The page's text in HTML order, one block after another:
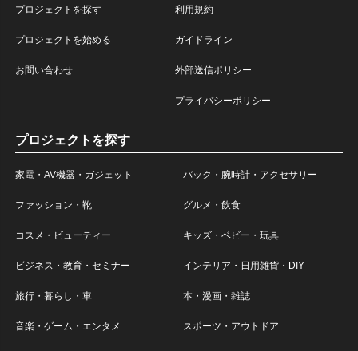
プロジェクトを探す
プロジェクトを始める
お問い合わせ
利用規約
ガイドライン
外部送信ポリシー
プライバシーポリシー
プロジェクトを探す
家電・AV機器・ガジェット バック・腕時計・アクセサリー
ファッション・靴 グルメ・飲食
コスメ・ビューティー キッズ・ベビー・玩具
ビジネス・教育・セミナー インテリア・日用雑貨・DIY
旅行・暮らし・車 本・漫画・雑誌
音楽・ゲーム・エンタメ スポーツ・アウトドア